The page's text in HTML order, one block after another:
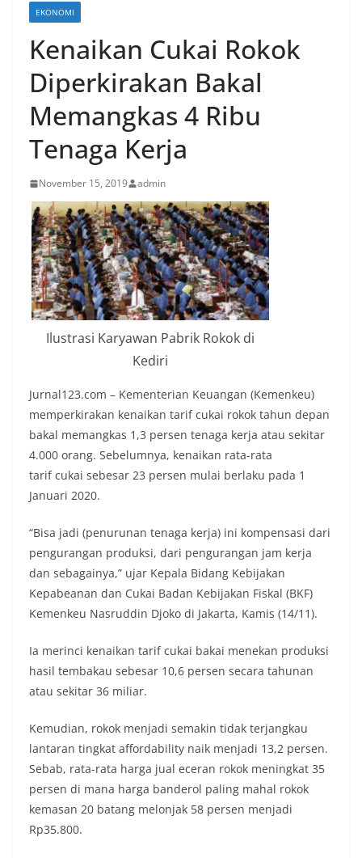
EKONOMI
Kenaikan Cukai Rokok
Diperkirakan Bakal
Memangkas 4 Ribu
Tenaga Kerja
November 15, 2019 admin
Ilustrasi Karyawan Pabrik Rokok di
Kediri
Jurnal123.com – Kementerian Keuangan (Kemenkeu)
memperkirakan kenaikan tarif cukai rokok tahun depan
bakal memangkas 1,3 persen tenaga kerja atau sekitar
4.000 orang. Sebelumnya, kenaikan rata-rata
tarif cukai sebesar 23 persen mulai berlaku pada 1
Januari 2020.
“Bisa jadi (penurunan tenaga kerja) ini kompensasi dari
pengurangan produksi, dari pengurangan jam kerja
dan sebagainya,” ujar Kepala Bidang Kebijakan
Kepabeanan dan Cukai Badan Kebijakan Fiskal (BKF)
Kemenkeu Nasruddin Djoko di Jakarta, Kamis (14/11).
Ia merinci kenaikan tarif cukai bakai menekan produksi
hasil tembakau sebesar 10,6 persen secara tahunan
atau sekitar 36 miliar.
Kemudian, rokok menjadi semakin tidak terjangkau
lantaran tingkat affordability naik menjadi 13,2 persen.
Sebab, rata-rata harga jual eceran rokok meningkat 35
persen di mana harga banderol paling mahal rokok
kemasan 20 batang melonjak 58 persen menjadi
Rp35.800.